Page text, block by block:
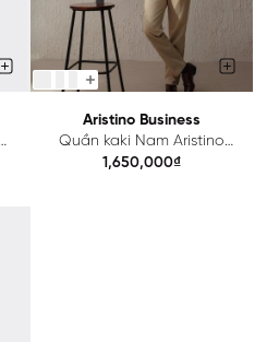
Aristino Business
Quần kaki Nam Aristino
Business Cotton 1KK00803
1,650,000₫